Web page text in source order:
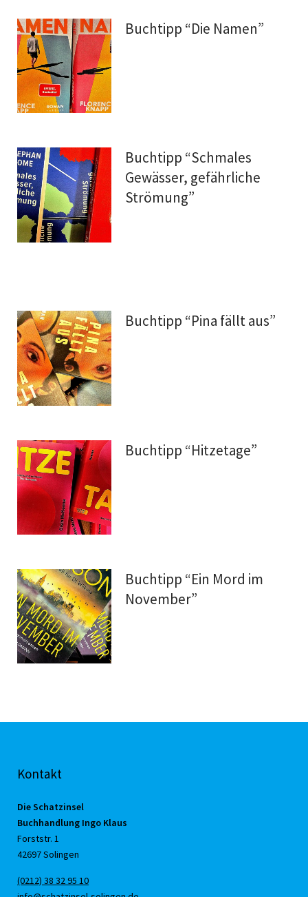
Buchtipp “Die Namen”
Buchtipp “Schmales
Gewässer, gefährliche
Strömung”
Buchtipp “Pina fällt aus”
Buchtipp “Hitzetage”
Buchtipp “Ein Mord im
November”
Kontakt
Die Schatzinsel
Buchhandlung Ingo Klaus
Forststr. 1
42697 Solingen
(0212) 38 32 95 10